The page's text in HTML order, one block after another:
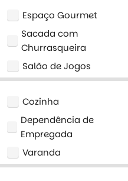
Espaço Gourmet
Sacada com
Churrasqueira
Salão de Jogos
Cozinha
Dependência de
Empregada
Varanda